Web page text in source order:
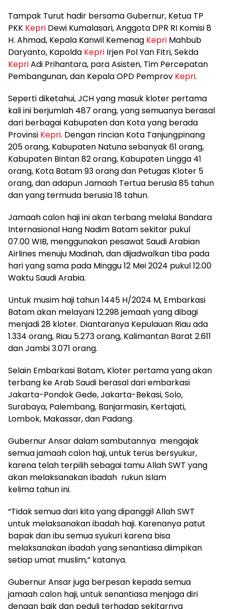
Tampak Turut hadir bersama Gubernur, Ketua TP
PKK Kepri Dewi Kumalasari, Anggota DPR RI Komisi 8
H. Ahmad, Kepala Kanwil Kemenag Kepri Mahbub
Daryanto, Kapolda Kepri Irjen Pol Yan Fitri, Sekda
KepriAdi Prihantara, para Asisten, Tim Percepatan
Pembangunan, dan Kepala OPD Pemprov Kepri.
Seperti diketahui, JCH yang masuk kloter pertama
kali ini berjumlah 487 orang, yang semuanya berasal
dari berbagai Kabupaten dan Kota yang berada
Provinsi Kepri. Dengan rincian Kota Tanjungpinang
205 orang, Kabupaten Natuna sebanyak 61 orang,
Kabupaten Bintan 82 orang, Kabupaten Lingga 41
orang, Kota Batam 93 orang dan Petugas Kloter 5
orang, dan adapun Jamaah Tertua berusia 85 tahun
dan yang termuda berusia 18 tahun.
Jamaah calon haji ini akan terbang melalui Bandara
Internasional Hang Nadim Batam sekitar pukul
07.00 WIB, menggunakan pesawat Saudi Arabian
Airlines menuju Madinah, dan dijadwalkan tiba pada
hari yang sama pada Minggu 12 Mei 2024 pukul 12.00
Waktu Saudi Arabia.
Untuk musim haji tahun 1445 H/2024 M, Embarkasi
Batam akan melayani 12.298 jemaah yang dibagi
menjadi 28 kloter. Diantaranya Kepulauan Riau ada
1.334 orang, Riau 5.273 orang, Kalimantan Barat 2.611
dan Jambi 3.071 orang.
Selain Embarkasi Batam, Kloter pertama yang akan
terbang ke Arab Saudi berasal dari embarkasi
Jakarta-Pondok Gede, Jakarta-Bekasi, Solo,
Surabaya, Palembang, Banjarmasin, Kertajati,
Lombok, Makassar, dan Padang.
Gubernur Ansar dalam sambutannya mengajak
semua jamaah calon haji, untuk terus bersyukur,
karena telah terpilih sebagai tamu Allah SWT yang
akan melaksanakan ibadah rukun Islam
kelima tahun ini.
“Tidak semua dari kita yang dipanggil Allah SWT
untuk melaksanakan ibadah haji. Karenanya patut
bapak dan ibu semua syukuri karena bisa
melaksanakan ibadah yang senantiasa diimpikan
setiap umat muslim,” katanya.
Gubernur Ansar juga berpesan kepada semua
jamaah calon haji, untuk senantiasa menjaga diri
dengan baik dan peduli terhadap sekitarnya